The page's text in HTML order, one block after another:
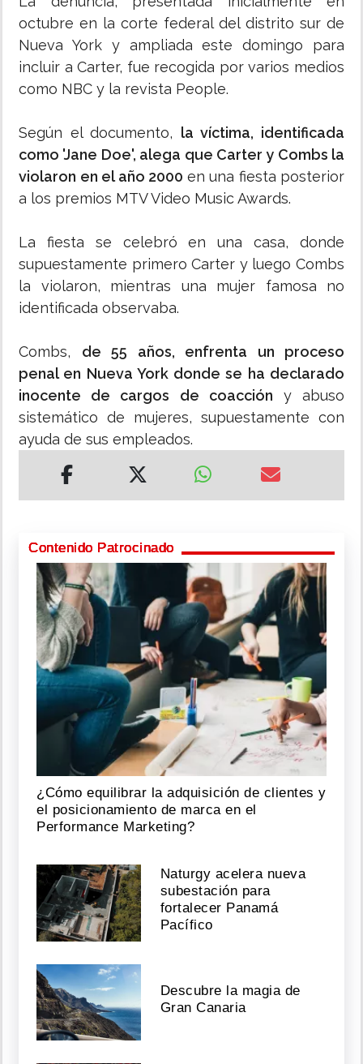
octubre en la corte federal del distrito sur de
Nueva York y ampliada este domingo para
incluir a Carter, fue recogida por varios medios
como NBC y la revista People.
Según el documento, la víctima, identificada
como 'Jane Doe', alega que Carter y Combs la
violaron en el año 2000 en una fiesta posterior
a los premios MTV Video Music Awards.
La fiesta se celebró en una casa, donde
supuestamente primero Carter y luego Combs
la violaron, mientras una mujer famosa no
identificada observaba.
Combs, de 55 años, enfrenta un proceso
penal en Nueva York donde se ha declarado
inocente de cargos de coacción y abuso
sistemático de mujeres, supuestamente con
ayuda de sus empleados.
Contenido Patrocinado
¿Cómo equilibrar la adquisición de clientes y
el posicionamiento de marca en el
Performance Marketing?
Naturgy acelera nueva
subestación para
fortalecer Panamá
Pacífico
Descubre la magia de
Gran Canaria